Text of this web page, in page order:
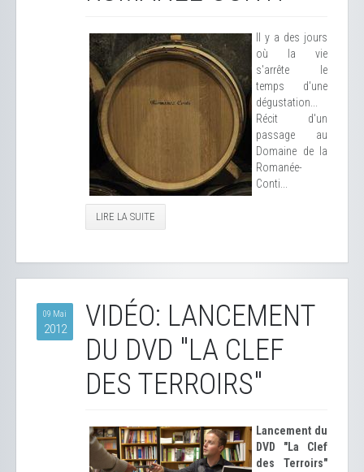
Il y a des jours
où la vie
s'arrête le
temps d'une
dégustation...
Récit d'un
passage au
Domaine de la
Romanée-
Conti...
LIRE LA SUITE
09 Mai
2012
VIDÉO: LANCEMENT
DU DVD "LA CLEF
DES TERROIRS"
Lancement du
DVD "La Clef
des Terroirs"